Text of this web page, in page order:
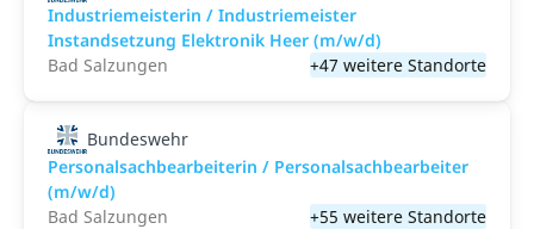
Industriemeisterin / Industriemeister
Instandsetzung Elektronik Heer (m/w/d)
Bad Salzungen
+47 weitere Standorte
Bundeswehr
Personalsachbearbeiterin / Personalsachbearbeiter
(m/w/d)
Bad Salzungen
+55 weitere Standorte